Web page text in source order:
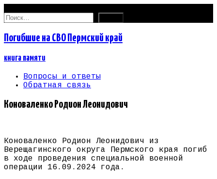
Найти:
Погибшие на СВО Пермский край
книга памяти
Вопросы и ответы
Обратная связь
Коноваленко Родион Леонидович
Коноваленко Родион Леонидович из
Верещагинского округа Пермского края погиб
в ходе проведения специальной военной
операции 16.09.2024 года.